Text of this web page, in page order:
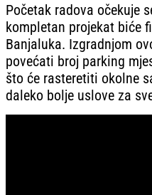
Početak radova očekuje
kompletan projekat biće
Banjaluka. Izgradnjom
povećati broj parking
što će rasteretiti okolne
daleko bolje uslove za